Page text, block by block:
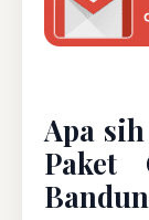
Apa
Paket